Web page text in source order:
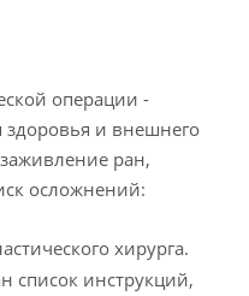
операции -
здоровья и внешнего
ран,
осложнений:
хирурга.
список инструкций,